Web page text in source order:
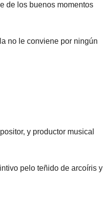
de los buenos momentos
no le conviene por ningún
y productor musical
pelo teñido de arcoíris y